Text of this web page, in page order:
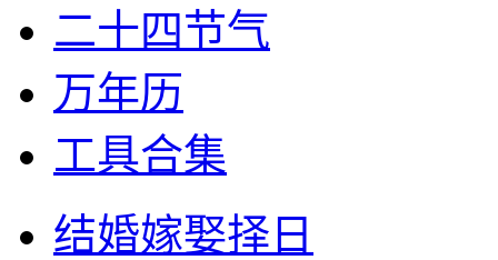
二十四节气
万年历
工具合集
结婚嫁娶择日